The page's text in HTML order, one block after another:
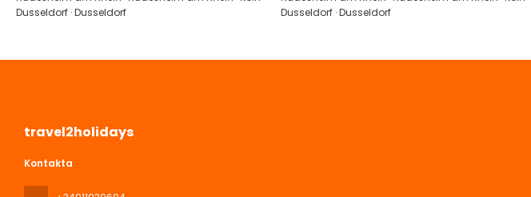
Dusseldorf · Dusseldorf
Dusseldorf · Dusseldorf
travel2holidays
Kontakta